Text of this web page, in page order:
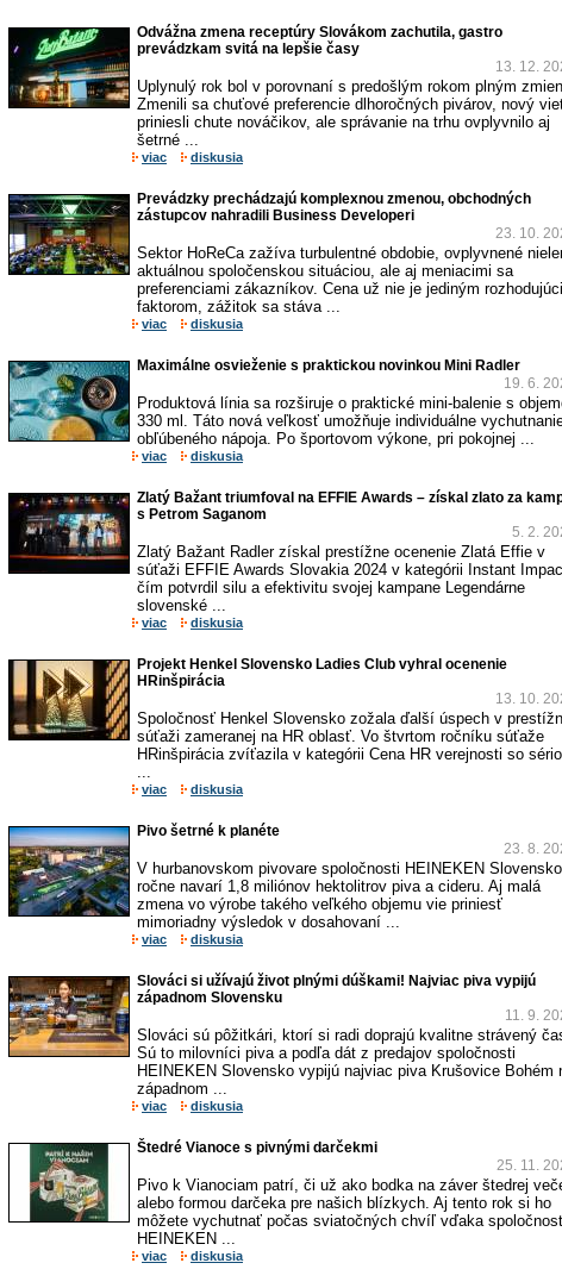
Odvážna zmena receptúry Slovákom zachutila, gastro
prevádzkam svitá na lepšie časy
13. 12.
Uplynulý rok bol v porovnaní s predošlým rokom plným
Zmenili sa chuťové preferencie dlhoročných pivárov, nový
priniesli chute nováčikov, ale správanie na trhu ovplyvnilo aj
šetrné ...
viac diskusia
Prevádzky prechádzajú komplexnou zmenou, obchodných
zástupcov nahradili Business Developeri
23. 10.
Sektor HoReCa zažíva turbulentné obdobie, ovplyvnené
aktuálnou spoločenskou situáciou, ale aj meniacimi sa
preferenciami zákazníkov. Cena už nie je jediným
faktorom, zážitok sa stáva ...
viac diskusia
Maximálne osvieženie s praktickou novinkou Mini Radler
19. 6.
Produktová línia sa rozširuje o praktické mini-balenie s
330 ml. Táto nová veľkosť umožňuje individuálne
obľúbeného nápoja. Po športovom výkone, pri pokojnej ...
viac diskusia
Zlatý Bažant triumfoval na EFFIE Awards – získal zlato za
s Petrom Saganom
5. 2.
Zlatý Bažant Radler získal prestížne ocenenie Zlatá Effie v
súťaži EFFIE Awards Slovakia 2024 v kategórii Instant
čím potvrdil silu a efektivitu svojej kampane Legendárne
slovenské ...
viac diskusia
Projekt Henkel Slovensko Ladies Club vyhral ocenenie
HRinšpirácia
13. 10.
Spoločnosť Henkel Slovensko zožala ďalší úspech v
súťaži zameranej na HR oblasť. Vo štvrtom ročníku súťaže
HRinšpirácia zvíťazila v kategórii Cena HR verejnosti so
...
viac diskusia
Pivo šetrné k planéte
23. 8.
V hurbanovskom pivovare spoločnosti HEINEKEN
ročne navarí 1,8 miliónov hektolitrov piva a cideru. Aj malá
zmena vo výrobe takého veľkého objemu vie priniesť
mimoriadny výsledok v dosahovaní ...
viac diskusia
Slováci si užívajú život plnými dúškami! Najviac piva vypijú
západnom Slovensku
11. 9.
Slováci sú pôžitkári, ktorí si radi doprajú kvalitne strávený
Sú to milovníci piva a podľa dát z predajov spoločnosti
HEINEKEN Slovensko vypijú najviac piva Krušovice Bohém
západnom ...
viac diskusia
Štedré Vianoce s pivnými darčekmi
25. 11.
Pivo k Vianociam patrí, či už ako bodka na záver štedrej
alebo formou darčeka pre našich blízkych. Aj tento rok si ho
môžete vychutnať počas sviatočných chvíľ vďaka
HEINEKEN ...
viac diskusia